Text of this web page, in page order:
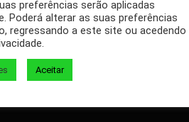
preferências serão aplicadas
Poderá alterar as suas preferências
regressando a este site ou acedendo
Aceitar